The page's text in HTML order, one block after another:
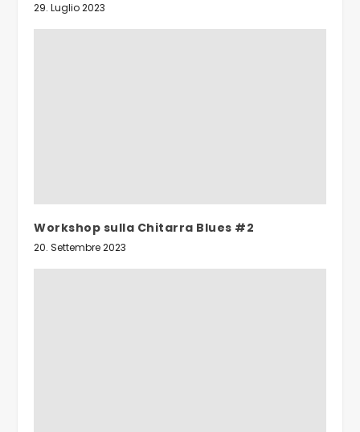
29. Luglio 2023
Workshop sulla Chitarra Blues #2
20. Settembre 2023